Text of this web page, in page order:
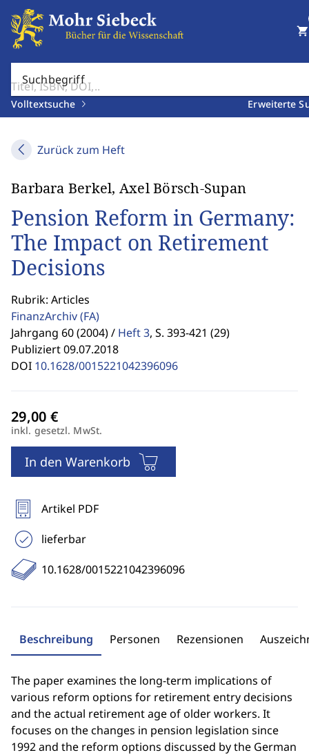
Suchbegriff
Volltextsuche Erweiterte
shopping_cart
Zurück zum Heft
Barbara Berkel, Axel Börsch-Supan
Pension Reform in Germany:
The Impact on Retirement
Decisions
Rubrik: Articles
FinanzArchiv(FA)
Jahrgang 60 (2004) / Heft 3, S. 393-421 (29)
Publiziert 09.07.2018
DOI 10.1628/0015221042396096
inkl. gesetzl. MwSt.
In den Warenkorb
Artikel PDF
lieferbar
10.1628/0015221042396096
Beschreibung Personen Rezensionen
The paper examines the long-term implications of
various reform options for retirement entry decisions
and the actual retirement age of older workers. It
focuses on the changes in pension legislation since
1992 and the reform options discussed by the German